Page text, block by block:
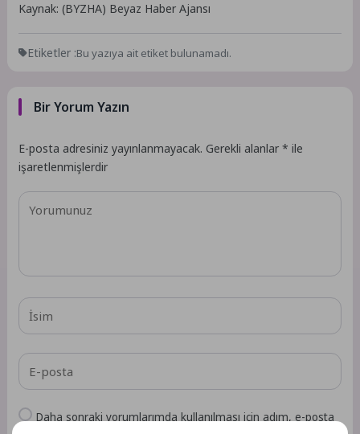
Kaynak: (BYZHA) Beyaz Haber Ajansı
Etiketler :Bu yazıya ait etiket bulunamadı.
Bir Yorum Yazın
E-posta adresiniz yayınlanmayacak. Gerekli alanlar* ile
işaretlenmişlerdir
Daha sonraki yorumlarımda kullanılması için adım, e-posta